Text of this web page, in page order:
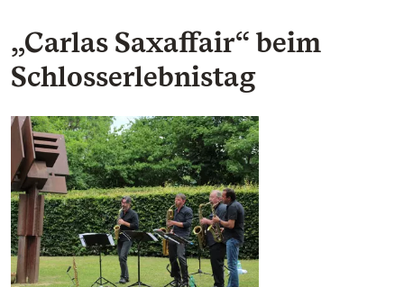
„Carlas Saxaffair“ beim
Schlosserlebnistag